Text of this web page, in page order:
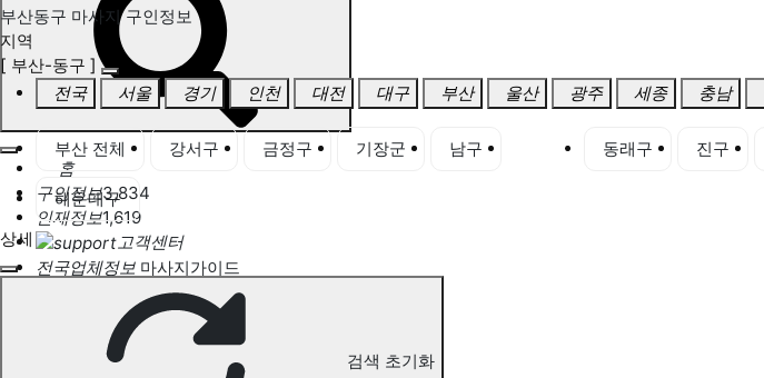
홈
구인정보3,834
인재정보1,619
고객센터
전국업체정보 마사지가이드
업체 서비스 관리
개인 서비스 관리
부산동구 마사지 구인정보
지역
[ 부산-동구 ]
전국
서울 경기 인천 대전 대구 부산 울산 광주 세종 충남
부산 전체 강서구 금정구 기장군 남구 동래구 진구
해운대구
상세
검색 초기화